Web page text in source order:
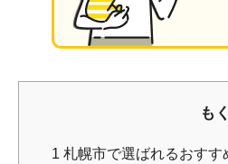
も
1 札幌市で選ばれるおす